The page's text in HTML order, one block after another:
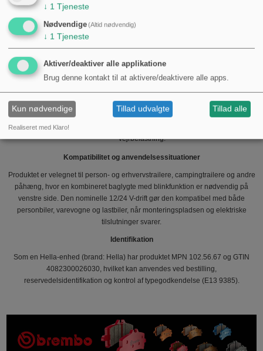
Praktiske bemærkninger til montering og service
Monteringshuller Ø 6 mm kræver passende skruer/bolte og fuegtering
Brug de angivne pæretyper (P21W til de tre røde funktioner og R10W til
blink) for at bevare korrekt lysfordeling og elektrisk belastning. Ved evt.
udskiftning til LED-løsninger skal belastnings- og blinkrelæ overvejes
separat.
Kontroller tætning mod chassis ved montering; lygten er beregnet til
ydre montering, men korrekt pakning øger levetiden under vej- og
vejrbelastning.
Kompatibilitet og anvendelsessituationer
Produktet er velegnet til person- og erhvervstrailere, campingtrailere og andre
påhæng, hvor en kombineret baglygte med blinkfunktion er nødvendig på
venstre side. Den nominelle 12/24 V-drift gør den kompatibel med både
personbiler, varevogne og lastbiler, når monteringspladsen og elektriske
tilslutninger svarer.
Identifikation
Som en Hella-enhed (brand: Hella) har produktet MPN 102.56.67 og GTIN
4082300026030, hvilket kan anvendes ved bestilling,
reservedelsidentifikation og kontrol af typegodkendelse (E13 9385).
↓ 1 Tjeneste
Nødvendige(Altid nødvendig)
↓ 1 Tjeneste
Aktiver/deaktiver alle applikatione
Brug denne kontakt til at aktivere/deaktivere alle apps.
Kun nødvendige Tillad udvalgte Tillad alle
Realiseret med Klaro!